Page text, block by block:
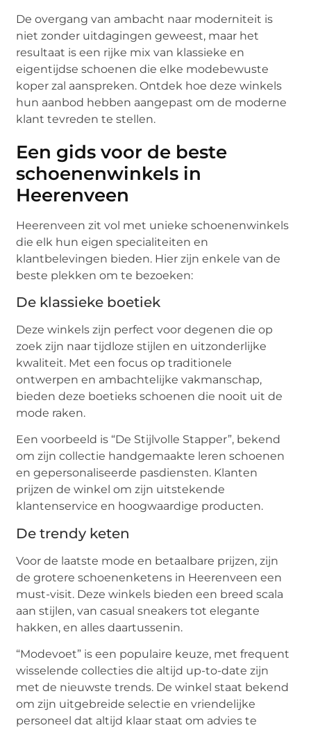
De overgang van ambacht naar moderniteit is
niet zonder uitdagingen geweest, maar het
resultaat is een rijke mix van klassieke en
eigentijdse schoenen die elke modebewuste
koper zal aanspreken. Ontdek hoe deze winkels
hun aanbod hebben aangepast om de moderne
klant tevreden te stellen.
Een gids voor de beste
schoenenwinkels in
Heerenveen
Heerenveen zit vol met unieke schoenenwinkels
die elk hun eigen specialiteiten en
klantbelevingen bieden. Hier zijn enkele van de
beste plekken om te bezoeken:
De klassieke boetiek
Deze winkels zijn perfect voor degenen die op
zoek zijn naar tijdloze stijlen en uitzonderlijke
kwaliteit. Met een focus op traditionele
ontwerpen en ambachtelijke vakmanschap,
bieden deze boetieks schoenen die nooit uit de
mode raken.
Een voorbeeld is “De Stijlvolle Stapper”, bekend
om zijn collectie handgemaakte leren schoenen
en gepersonaliseerde pasdiensten. Klanten
prijzen de winkel om zijn uitstekende
klantenservice en hoogwaardige producten.
De trendy keten
Voor de laatste mode en betaalbare prijzen, zijn
de grotere schoenenketens in Heerenveen een
must-visit. Deze winkels bieden een breed scala
aan stijlen, van casual sneakers tot elegante
hakken, en alles daartussenin.
“Modevoet” is een populaire keuze, met frequent
wisselende collecties die altijd up-to-date zijn
met de nieuwste trends. De winkel staat bekend
om zijn uitgebreide selectie en vriendelijke
personeel dat altijd klaar staat om advies te